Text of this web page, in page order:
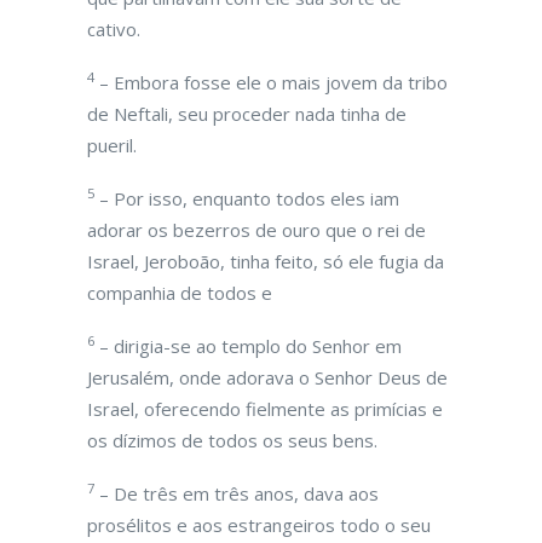
cativo.
4 – Embora fosse ele o mais jovem da tribo
de Neftali, seu proceder nada tinha de
pueril.
5 – Por isso, enquanto todos eles iam
adorar os bezerros de ouro que o rei de
Israel, Jeroboão, tinha feito, só ele fugia da
companhia de todos e
6 – dirigia-se ao templo do Senhor em
Jerusalém, onde adorava o Senhor Deus de
Israel, oferecendo fielmente as primícias e
os dízimos de todos os seus bens.
7 – De três em três anos, dava aos
prosélitos e aos estrangeiros todo o seu